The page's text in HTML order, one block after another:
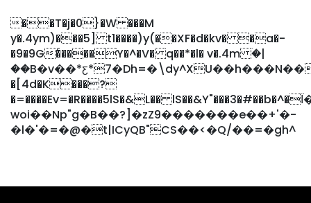
��T�j�0}�W ���M
y�.4ym)���5] t1����)y(��XF�d�kv� �a�-
�9�9G�ͨ����Y�^�V� q��*�l� v�.4m ۛ�|
�[4d�K���?
�=����Ev=�R����5lS�&L��
woi��Np"g�B��?]�zZ9�������e��+'�-
�l�'�=�@�t|ICyQB"CS��<�Q/��=�gh^